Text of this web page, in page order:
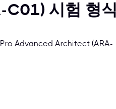
시험 형식
Advanced Architect (ARA-